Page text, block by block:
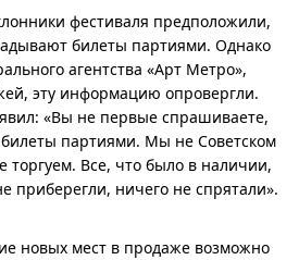
фестиваля предположили,
билеты партиями. Однако
агентства «Арт Метро»,
эту информацию опровергли.
«Вы не первые спрашиваете,
партиями. Мы не Советском
Все, что было в наличии,
приберегли, ничего не спрятали».
новых мест в продаже возможно